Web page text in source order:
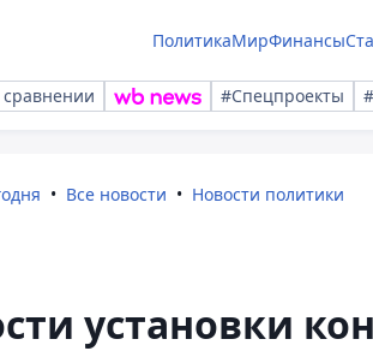
ПолитикаМирФинансы
сравнении #Спецпроекты
Все новости Новости политики
установки